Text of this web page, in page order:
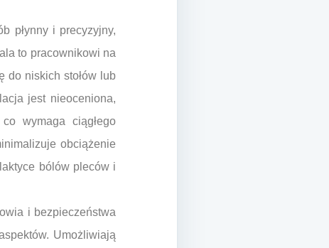
płynny i precyzyjny,
to pracownikowi na
do niskich stołów lub
jest nieoceniona,
wymaga ciągłego
obciążenie
bólów pleców i
i bezpieczeństwa
Umożliwiają